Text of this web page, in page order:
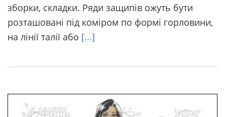
зборки, складки. Ряди защипів ожуть бути
розташовані під коміром по формі горловини,
на лінії талії або [...]